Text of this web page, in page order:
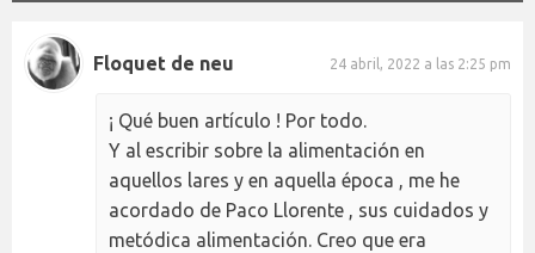
Floquet de neu 24 abril, 2022 a las 2:25 pm
¡ Qué buen artículo ! Por todo.
Y al escribir sobre la alimentación en
aquellos lares y en aquella época , me he
acordado de Paco Llorente , sus cuidados y
metódica alimentación. Creo que era